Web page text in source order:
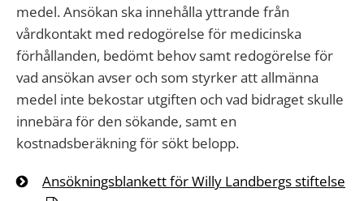
medel. Ansökan ska innehålla yttrande från
vårdkontakt med redogörelse för medicinska
förhållanden, bedömt behov samt redogörelse för
vad ansökan avser och som styrker att allmänna
medel inte bekostar utgiften och vad bidraget skulle
innebära för den sökande, samt en
kostnadsberäkning för sökt belopp.
Ansökningsblankett för Willy Landbergs stiftelse